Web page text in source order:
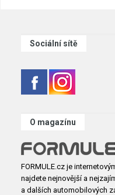
Sociální sítě
O magazínu
FORMULE.cz je
najdete nejnovější a
a dalších automobilových